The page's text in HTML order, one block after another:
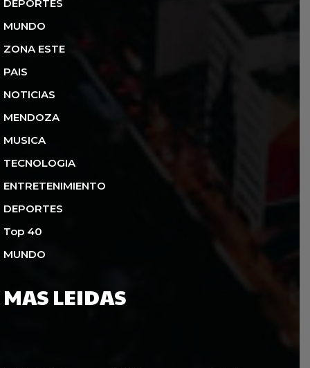
DEPORTES
MUNDO
ZONA ESTE
PAIS
NOTICIAS
MENDOZA
MUSICA
TECNOLOGIA
ENTRETENIMIENTO
DEPORTES
Top 40
MUNDO
MAS LEIDAS